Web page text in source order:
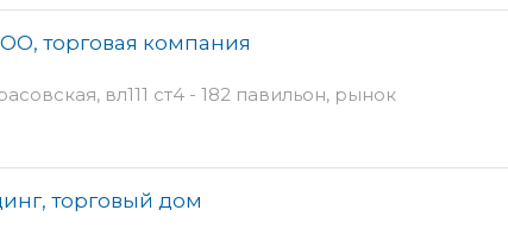
торговая компания
вл111 ст4 - 182 павильон, рынок
торговый дом